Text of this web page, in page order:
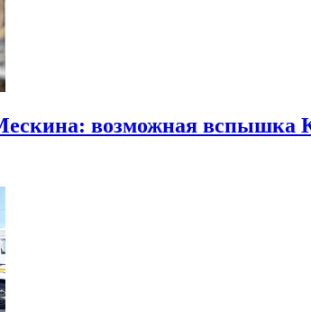
возможная вспышка